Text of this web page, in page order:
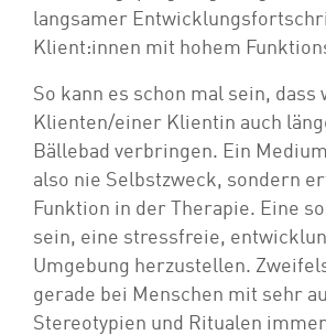
langsamer
Klient:innen mit hohem
So kann es schon mal sein,
Klienten/einer Klientin auch
Bällebad verbringen. Ein
also nie Selbstzweck, sondern
Funktion in der Therapie. Eine
sein, eine stressfreie,
Umgebung herzustellen.
gerade bei Menschen mit sehr
Stereotypien und Ritualen